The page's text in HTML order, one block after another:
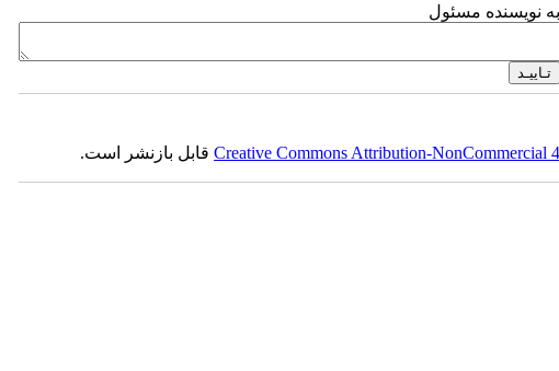
نویسنده مسئول
Creative Commons Attribution-NonCommercialقابل بازنشر است.